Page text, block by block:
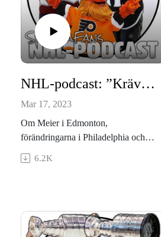
NHL-podcast: ”Krävs en hel utrensning”
Mar 17, 2023
Om Meier i Edmonton,
förändringarna i Philadelphia och
David Poiles eftermäle.
6.2K